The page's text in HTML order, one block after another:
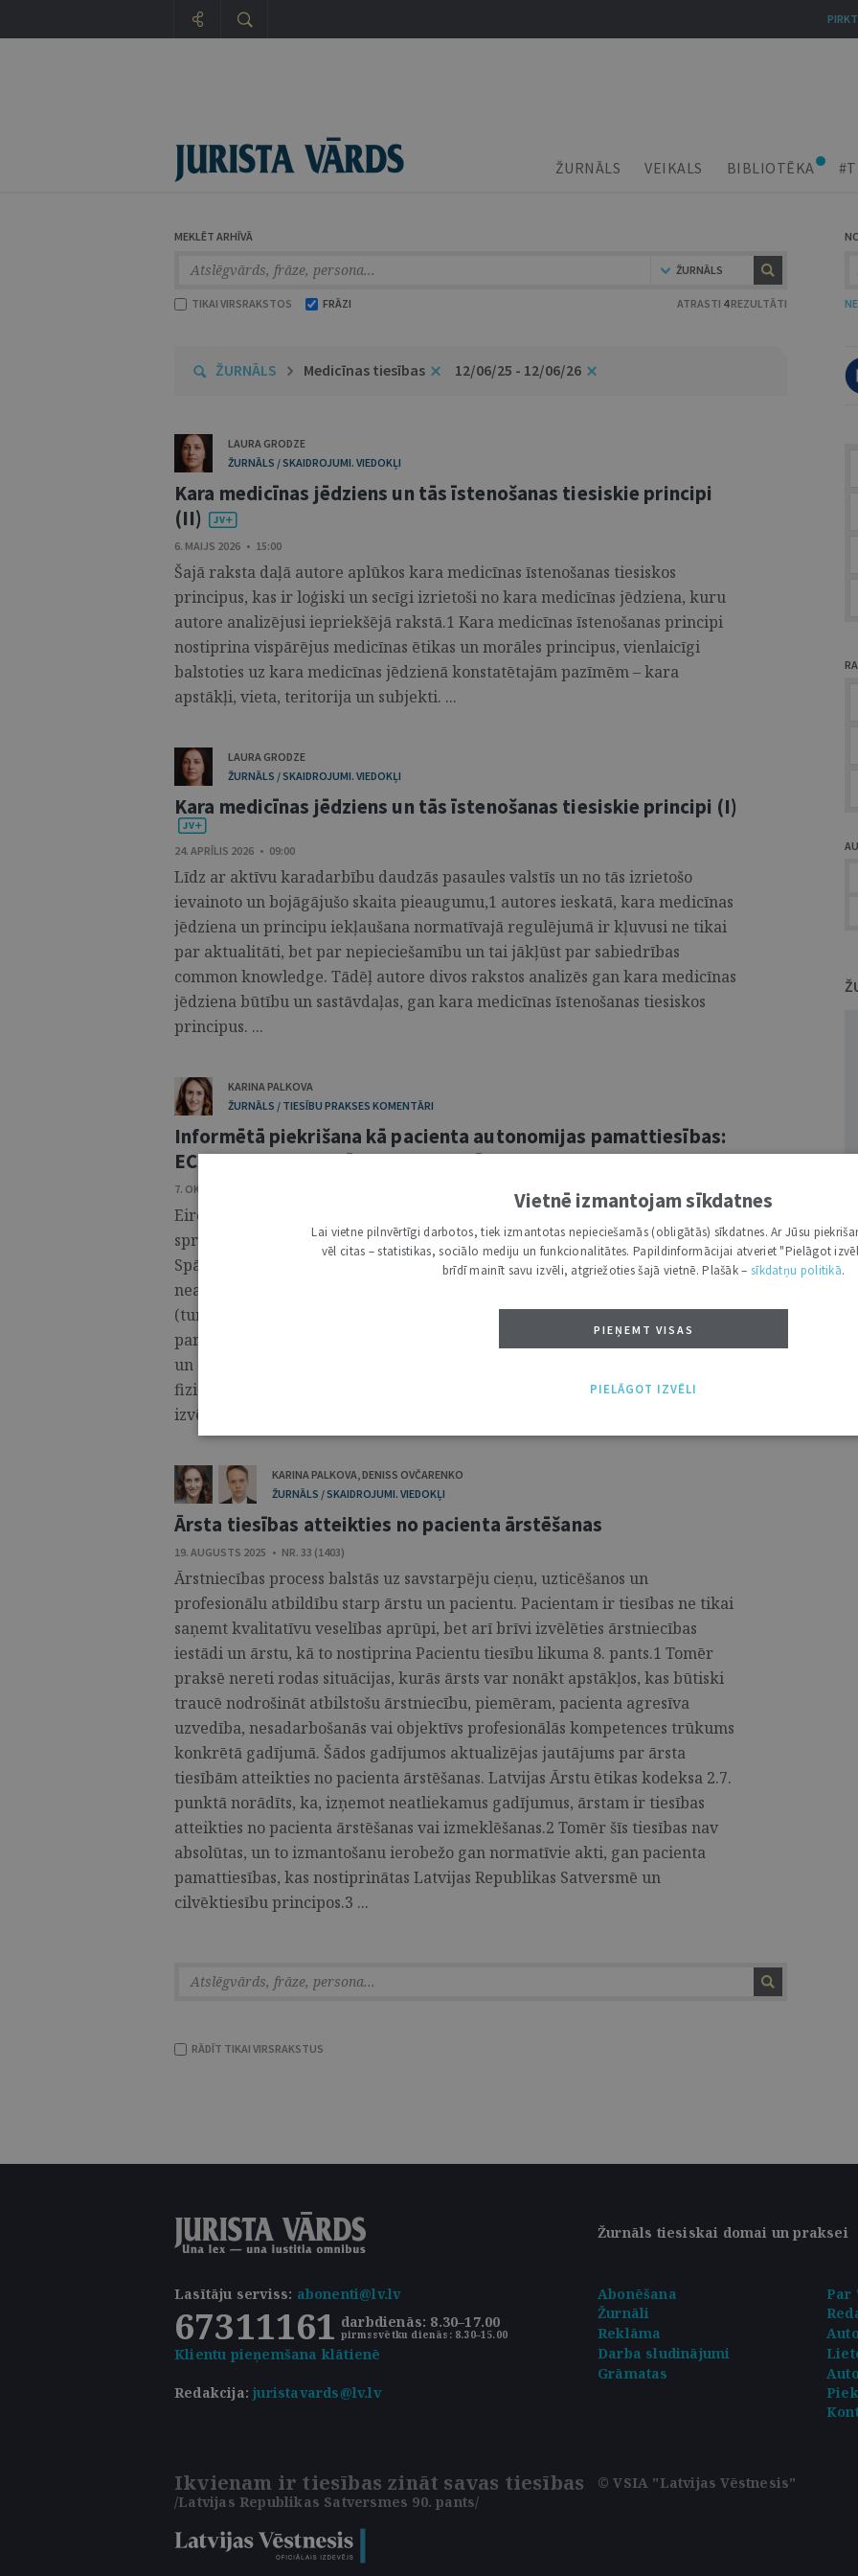
ŽURNĀLS VEIKALS BIBLIOTĒKA
MEKLĒT ARHĪVĀ
ŽURNĀLS
TIKAI VIRSRAKSTOS FRĀZI ATRASTI 4REZULTĀTI
ŽURNĀLS Medicīnas tiesības 12/06/25 - 12/06/26
LAURA GRODZE
ŽURNĀLS / SKAIDROJUMI. VIEDOKĻI
Kara medicīnas jēdziens un tās īstenošanas tiesiskie principi
(II)
6. MAIJS 2026 • 15:00
Šajā raksta daļā autore aplūkos kara medicīnas īstenošanas tiesiskos
principus, kas ir loģiski un secīgi izrietoši no kara medicīnas jēdziena, kuru
autore analizējusi iepriekšējā rakstā.1 Kara medicīnas īstenošanas principi
nostiprina vispārējus medicīnas ētikas un morāles principus, vienlaicīgi
balstoties uz kara medicīnas jēdzienā konstatētajām pazīmēm – kara
apstākļi, vieta, teritorija un subjekti. ...
LAURA GRODZE
ŽURNĀLS / SKAIDROJUMI. VIEDOKĻI
Kara medicīnas jēdziens un tās īstenošanas tiesiskie principi (I)
24. APRĪLIS 2026 • 09:00
Līdz ar aktīvu karadarbību daudzās pasaules valstīs un no tās izrietošo
ievainoto un bojāgājušo skaita pieaugumu,1 autores ieskatā, kara medicīnas
jēdziena un principu iekļaušana normatīvajā regulējumā ir kļuvusi ne tikai
par aktualitāti, bet par nepieciešamību un tai jākļūst par sabiedrības
common knowledge. Tādēļ autore divos rakstos analizēs gan kara medicīnas
jēdziena būtību un sastāvdaļas, gan kara medicīnas īstenošanas tiesiskos
principus. ...
KARINA PALKOVA
ŽURNĀLS / TIESĪBU PRAKSES KOMENTĀRI
Informētā piekrišana kā pacienta autonomijas pamattiesības:
ECT spriedums lietā “S.O. pret Spāniju”
7. OKTOBRIS 2025 • NR. 40 (1410)
Eiropas Cilvēktiesību tiesa (turpmāk – ECT) 2025. gada 25. jūnijā pasludināja
spriedumu lietā “S.O. pret Spāniju” (pieteikuma Nr. 5742/22), atzīstot, ka
Spānija nav nodrošinājusi pacientei tiesību uz privātās dzīves
neaizskaramību aizsardzību, kā to garantē Eiropas Cilvēktiesību konvencijas
(turpmāk – Konvencija) 8. pants.1 Lieta izgaismo fundamentālu jautājumu
par informētās piekrišanas saturu un robežām, kas ir īpaši aktuāls pacientu
un ārstniecības personu mijiedarbībā ārstniecības procesā, kur pacienta
fiziskā integritāte un garīgā labbūtība ir cieši saistītas ar ārstēšanas metodes
izvēli un sekām. ...
KARINA PALKOVA,DENISS OVČARENKO
ŽURNĀLS / SKAIDROJUMI. VIEDOKĻI
Ārsta tiesības atteikties no pacienta ārstēšanas
19. AUGUSTS 2025 • NR. 33 (1403)
Ārstniecības process balstās uz savstarpēju cieņu, uzticēšanos un
profesionālu atbildību starp ārstu un pacientu. Pacientam ir tiesības ne tikai
saņemt kvalitatīvu veselības aprūpi, bet arī brīvi izvēlēties ārstniecības
iestādi un ārstu, kā to nostiprina Pacientu tiesību likuma 8. pants.1 Tomēr
praksē nereti rodas situācijas, kurās ārsts var nonākt apstākļos, kas būtiski
traucē nodrošināt atbilstošu ārstniecību, piemēram, pacienta agresīva
uzvedība, nesadarbošanās vai objektīvs profesionālās kompetences trūkums
konkrētā gadījumā. Šādos gadījumos aktualizējas jautājums par ārsta
tiesībām atteikties no pacienta ārstēšanas. Latvijas Ārstu ētikas kodeksa 2.7.
punktā norādīts, ka, izņemot neatliekamus gadījumus, ārstam ir tiesības
atteikties no pacienta ārstēšanas vai izmeklēšanas.2 Tomēr šīs tiesības nav
absolūtas, un to izmantošanu ierobežo gan normatīvie akti, gan pacienta
pamattiesības, kas nostiprinātas Latvijas Republikas Satversmē un
cilvēktiesību principos.3 ...
RĀDĪT TIKAI VIRSRAKSTUS
Žurnāls tiesiskai domai un praksei
Lasītāju serviss: abonenti@lv.lv
67311161 darbdienās: 8.30–17.00
pirmssvētku dienās: 8.30–15.00
Klientu pieņemšana klātienē
Abonēšana
Par
Žurnāli
Reklāma
Darba sludinājumi
Redakcija:juristavards@lv.lv
Grāmatas
Ikvienam ir tiesības zināt savas tiesības
/Latvijas Republikas Satversmes 90. pants/
© VSIA "Latvijas Vēstnesis"
PIRKT
Vietnē izmantojam sīkdatnes
Lai vietne pilnvērtīgi darbotos, tiek izmantotas nepieciešamās (obligātās) sīkdatnes. Ar Jūsu
vēl citas – statistikas, sociālo mediju un funkcionalitātes. Papildinformācijai atveriet "Pielāgot
brīdī mainīt savu izvēli, atgriežoties šajā vietnē. Plašāk – sīkdatņu politikā.
PIEŅEMT VISAS
PIELĀGOT IZVĒLI